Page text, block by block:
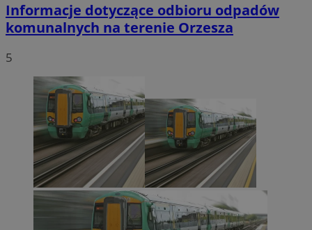
Informacje dotyczące odbioru odpadów
komunalnych na terenie Orzesza
5